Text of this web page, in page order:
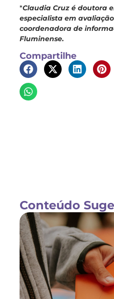
*Claudia Cruz é doutora
especialista em
coordenadora de
Fluminense.
Compartilhe
Conteúdo